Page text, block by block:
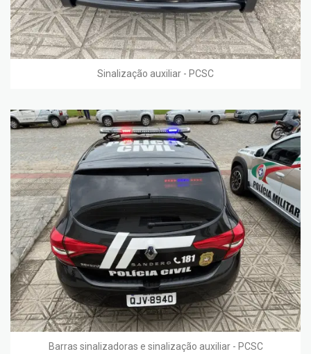
Sinalização auxiliar - PCSC
Barras sinalizadoras e sinalização auxiliar - PCSC